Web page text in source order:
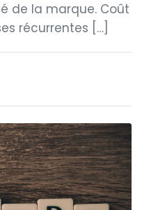
de la marque. Coût
récurrentes […]